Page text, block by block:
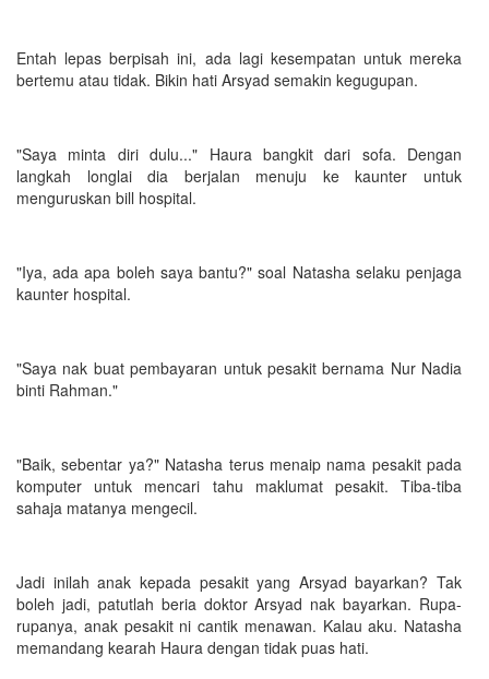
Entah lepas berpisah ini, ada lagi kesempatan untuk mereka
bertemu atau tidak. Bikin hati Arsyad semakin kegugupan.
"Saya minta diri dulu..." Haura bangkit dari sofa. Dengan
langkah longlai dia berjalan menuju ke kaunter untuk
menguruskan bill hospital.
"Iya, ada apa boleh saya bantu?" soal Natasha selaku penjaga
kaunter hospital.
"Saya nak buat pembayaran untuk pesakit bernama Nur Nadia
binti Rahman."
"Baik, sebentar ya?" Natasha terus menaip nama pesakit pada
komputer untuk mencari tahu maklumat pesakit. Tiba-tiba
sahaja matanya mengecil.
Jadi inilah anak kepada pesakit yang Arsyad bayarkan? Tak
boleh jadi, patutlah beria doktor Arsyad nak bayarkan. Rupa-
rupanya, anak pesakit ni cantik menawan. Kalau aku. Natasha
memandang kearah Haura dengan tidak puas hati.